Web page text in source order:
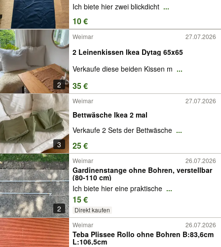
Ich biete hier zwei blickdicht ...
10 €
2
Weimar 27.07.2026
2 Leinenkissen Ikea Dytag 65x65
Verkaufe diese beiden Kissen m ...
35 €
3
Weimar 27.07.2026
Bettwäsche Ikea 2 mal
Verkaufe 2 Sets der Bettwäsche ...
25 €
2
Weimar 26.07.2026
Gardinenstange ohne Bohren, verstellbar
(80-110 cm)
Ich biete hier eine praktische ...
15 €
Direkt kaufen
Weimar 26.07.2026
Teba Plissee Rollo ohne Bohren B:83,6cm
L:106,5cm